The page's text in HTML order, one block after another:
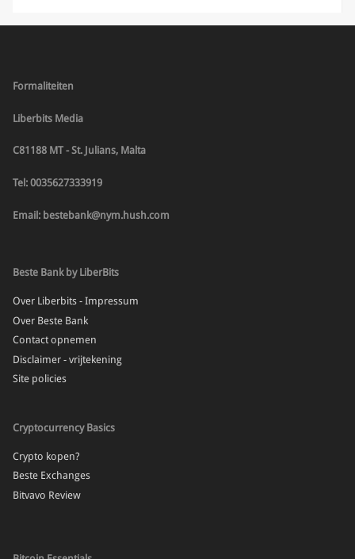
Formaliteiten
Liberbits Media
C81188 MT - St. Julians, Malta
Tel: 0035627333919
Email: bestebank@nym.hush.com
Beste Bank by LiberBits
Over Liberbits - Impressum
Over Beste Bank
Contact opnemen
Disclaimer - vrijtekening
Site policies
Cryptocurrency Basics
Crypto kopen?
Beste Exchanges
Bitvavo Review